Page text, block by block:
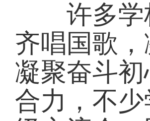
许多学校
齐唱国歌
凝聚奋斗
合力，不